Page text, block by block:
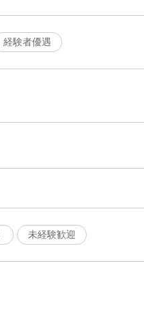
経験者優遇
未経験歓迎